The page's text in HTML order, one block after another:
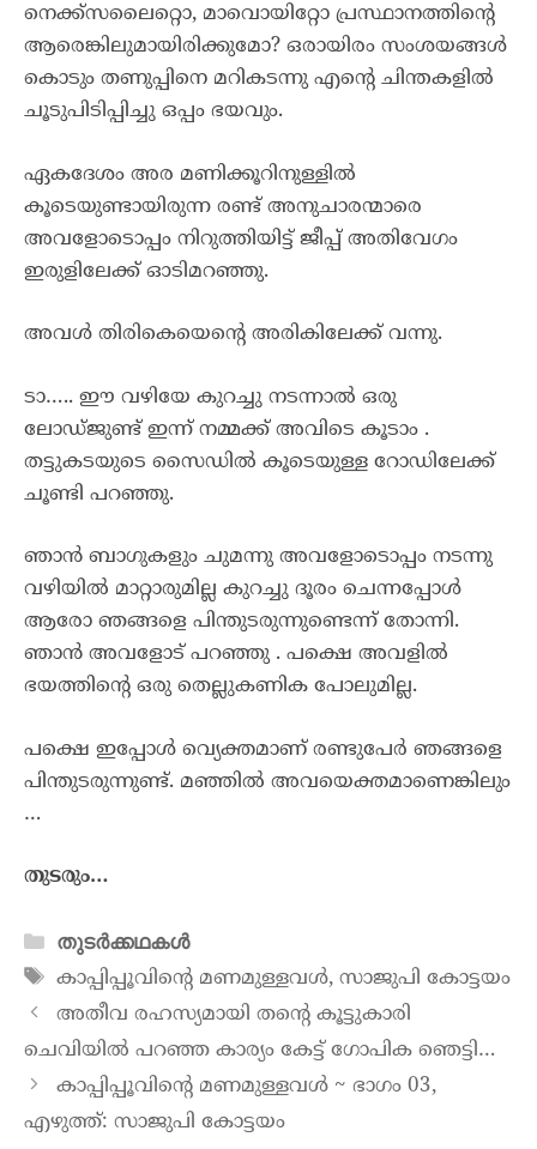
നെക്ക്സലൈറ്റൊ, മാവൊയിറ്റോ പ്രസ്ഥാനത്തിന്റെ
ആരെങ്കിലുമായിരിക്കുമോ? ഒരായിരം സംശയങ്ങൾ
കൊടും തണുപ്പിനെ മറികടന്നു എന്റെ ചിന്തകളിൽ
ചൂടുപിടിപ്പിച്ചു ഒപ്പം ഭയവും.
ഏകദേശം അര മണിക്കൂറിനുള്ളിൽ
കൂടെയുണ്ടായിരുന്ന രണ്ട് അനുചാരന്മാരെ
അവളോടൊപ്പം നിറുത്തിയിട്ട് ജീപ്പ് അതിവേഗം
ഇരുളിലേക്ക് ഓടിമറഞ്ഞു.
അവൾ തിരികെയെന്റെ അരികിലേക്ക് വന്നു.
ടാ….. ഈ വഴിയേ കുറച്ചു നടന്നാൽ ഒരു
ലോഡ്ജുണ്ട് ഇന്ന് നമ്മക്ക് അവിടെ കൂടാം .
തട്ടുകടയുടെ സൈഡിൽ കൂടെയുള്ള റോഡിലേക്ക്
ചൂണ്ടി പറഞ്ഞു.
ഞാൻ ബാഗുകളും ചുമന്നു അവളോടൊപ്പം നടന്നു
വഴിയിൽ മാറ്റാരുമില്ല കുറച്ചു ദൂരം ചെന്നപ്പോൾ
ആരോ ഞങ്ങളെ പിന്തുടരുന്നുണ്ടെന്ന് തോന്നി.
ഞാൻ അവളോട് പറഞ്ഞു . പക്ഷെ അവളിൽ
ഭയത്തിന്റെ ഒരു തെല്ലുകണിക പോലുമില്ല.
പക്ഷെ ഇപ്പോൾ വ്യെക്തമാണ് രണ്ടുപേർ ഞങ്ങളെ
പിന്തുടരുന്നുണ്ട്. മഞ്ഞിൽ അവയെക്തമാണെങ്കിലും
…
തുടരും…
തുടർക്കഥകൾ
കാപ്പിപ്പൂവിന്റെ മണമുള്ളവൾ,സാജുപി കോട്ടയം
അതീവ രഹസ്യമായി തൻ്റെ കൂട്ടുകാരി
ചെവിയിൽ പറഞ്ഞ കാര്യം കേട്ട് ഗോപിക ഞെട്ടി…
കാപ്പിപ്പൂവിന്റെ മണമുള്ളവൾ ~ ഭാഗം 03,
എഴുത്ത്: സാജുപി കോട്ടയം